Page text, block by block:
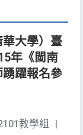
大學）臺
年《閩南
躍報名參
教學組 |